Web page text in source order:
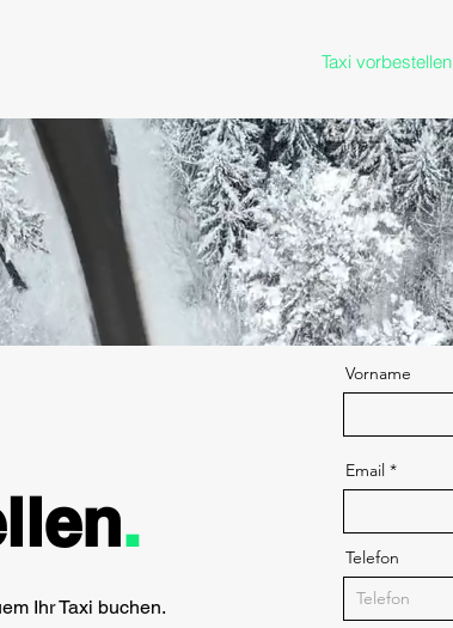
Taxi vorbestellen
.
Ihr Taxi buchen.
Vorname
Email
Telefon